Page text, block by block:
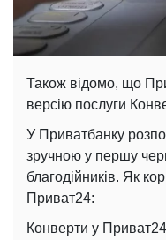
Також відомо, що
версію послуги
У Приватбанку
зручною у першу
благодійників. Як
Приват24:
Конверти у